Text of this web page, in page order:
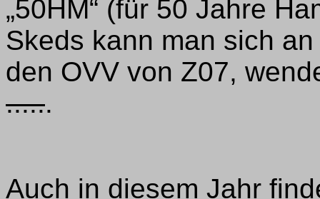
„50HM“ (für 50 Jahre
Skeds kann man sich
den OVV von Z07,
......
Auch in diesem Jahr